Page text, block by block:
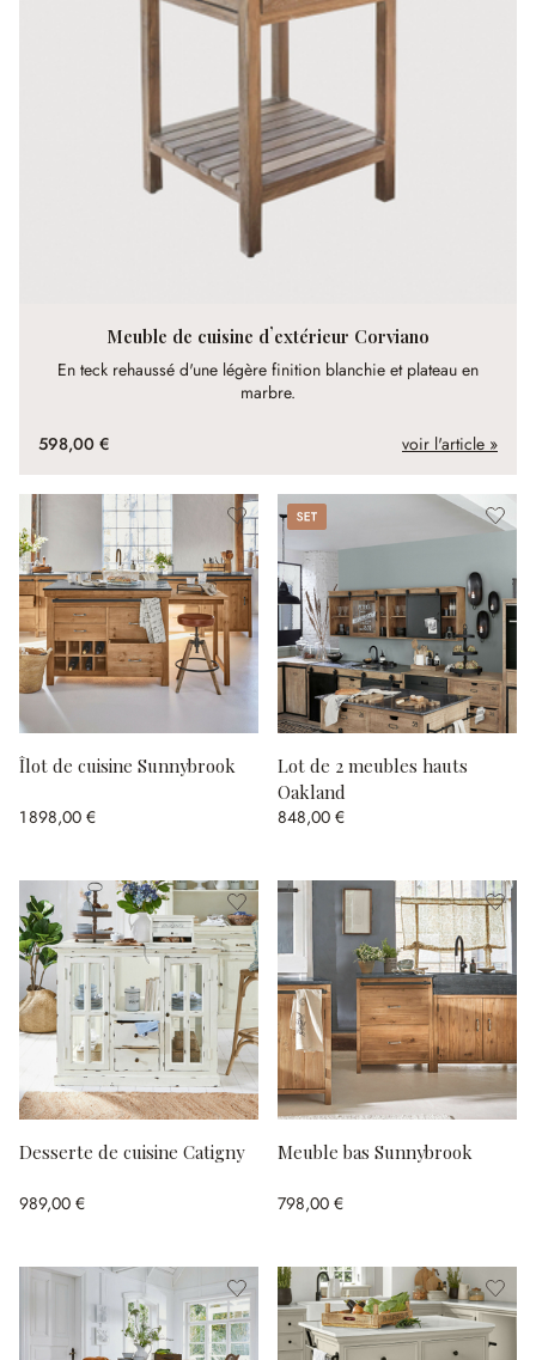
Meuble de cuisine d’extérieur Corviano
En teck rehaussé d'une légère finition blanchie et plateau en
marbre.
598,00 € voir l'article »
Îlot de cuisine Sunnybrook
1 898,00 €
Set
Lot de 2 meubles hauts
Oakland
848,00 €
Desserte de cuisine Catigny
989,00 €
Meuble bas Sunnybrook
798,00 €